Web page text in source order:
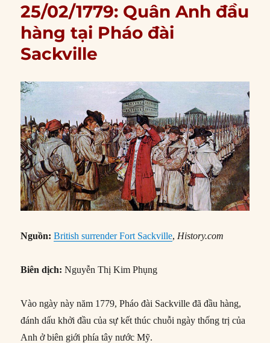
25/02/1779: Quân Anh đầu
hàng tại Pháo đài
Sackville
Nguồn: British surrender Fort Sackville, History.com
Biên dịch: Nguyễn Thị Kim Phụng
Vào ngày này năm 1779, Pháo đài Sackville đã đầu hàng,
đánh dấu khởi đầu của sự kết thúc chuỗi ngày thống trị của
Anh ở biên giới phía tây nước Mỹ.